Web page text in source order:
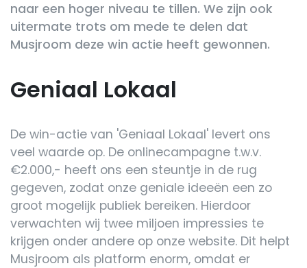
naar een hoger niveau te tillen. We zijn ook
uitermate trots om mede te delen dat
Musjroom deze win actie heeft gewonnen.
Geniaal Lokaal
De win-actie van 'Geniaal Lokaal' levert ons
veel waarde op. De onlinecampagne t.w.v.
€2.000,- heeft ons een steuntje in de rug
gegeven, zodat onze geniale ideeën een zo
groot mogelijk publiek bereiken. Hierdoor
verwachten wij twee miljoen impressies te
krijgen onder andere op onze website. Dit helpt
Musjroom als platform enorm, omdat er